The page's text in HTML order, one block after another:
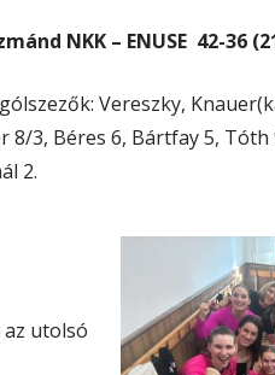
NKK – ENUSE 42-36
Vereszky,
8/3, Béres 6, Bártfay 5, Tóth
2.
utolsó